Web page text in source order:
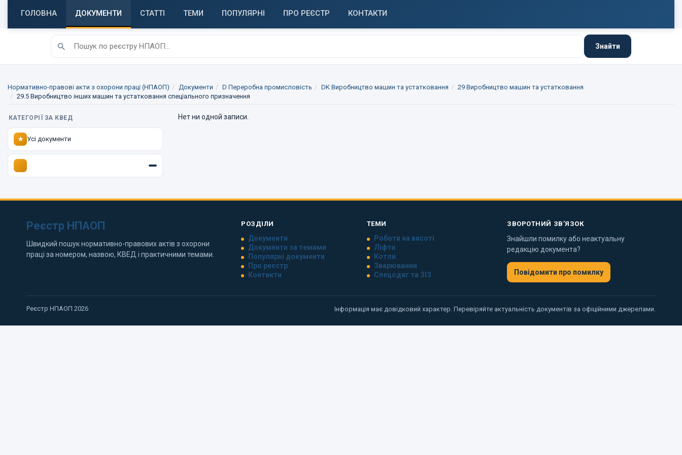
ГОЛОВНА ДОКУМЕНТИ СТАТТІ ТЕМИ ПОПУЛЯРНІ ПРО РЕЄСТР КОНТАКТИ
Знайти
Нормативно-правові акти з охорони праці (НПАОП) Документи D Переробна промисловість DK Виробництво машин та устатковання
29 Виробництво машин та устатковання
29.5 Виробництво інших машин та устатковання спеціального призначення
КАТЕГОРІЇ ЗА КВЕД
★ Усі документи
Нет ни одной записи.
Реєстр НПАОП
Швидкий пошук нормативно-правових актів з охорони
праці за номером, назвою, КВЕД і практичними темами.
РОЗДІЛИ
Документи
Документи за темами
Популярні документи
Про реєстр
Контакти
ТЕМИ
Роботи на висоті
Ліфти
Котли
Зварювання
Спецодяг та ЗІЗ
ЗВОРОТНИЙ ЗВ’ЯЗОК
Знайшли помилку або неактуальну
редакцію документа?
Повідомити про помилку
Реєстр НПАОП 2026 Інформація має довідковий характер. Перевіряйте актуальність документів за офіційними джерелами.